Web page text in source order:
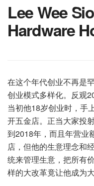
Lee Wee
Hardware
在这个年代创业不再是
创业模式多样化。反观
当初他18岁创业时，手
开五金店。正当大家投
到2018年，而且年营业
店，但他的生意理念和
统来管理生意，把所有
样的大改革竟让他成为